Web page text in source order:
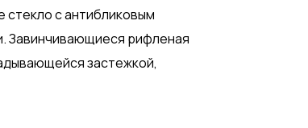
стекло c антибликовым
Завинчивающиеся рифленая
застежкой,